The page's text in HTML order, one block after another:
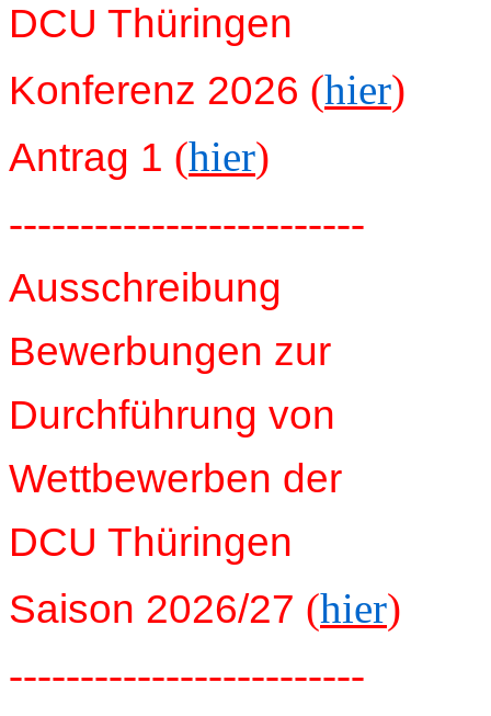
DCU Thüringen
Konferenz 2026 (hier)
Antrag 1 (hier)
-------------------------
Ausschreibung
Bewerbungen zur
Durchführung von
Wettbewerben der
DCU Thüringen
Saison 2026/27 (hier)
-------------------------